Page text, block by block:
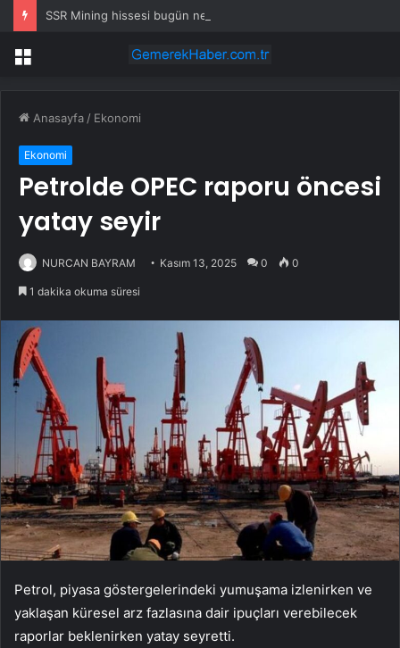
SSR Mining hissesi bugün neden yükseliyor?
Menü
Anasayfa / Ekonomi
Ekonomi
Petrolde OPEC raporu öncesi
yatay seyir
NURCAN BAYRAM Kasım 13, 2025 0 0
1 dakika okuma süresi
Petrol, piyasa göstergelerindeki yumuşama izlenirken ve
yaklaşan küresel arz fazlasına dair ipuçları verebilecek
raporlar beklenirken yatay seyretti.